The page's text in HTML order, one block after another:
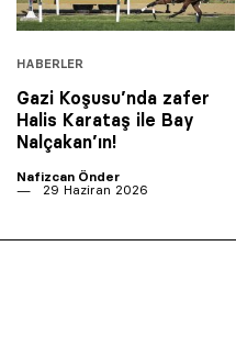
HABERLER
Gazi Koşusu’nda zafer
Halis Karataş ile Bay
Nalçakan’ın!
Nafizcan Önder
29 Haziran 2026